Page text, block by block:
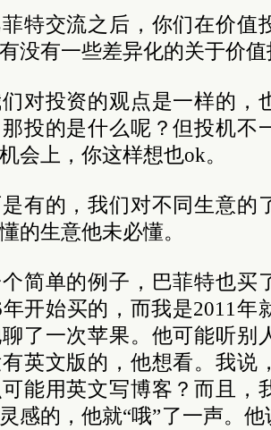
特交流之后，你们在价值
没有一些差异化的关于价
对投资的观点是一样的，
投的是什么呢？但投机不
会上，你这样想也ok。
有的，我们对不同生意的
的生意他未必懂。
简单的例子，巴菲特也买
开始买的，而我是2011年
了一次苹果。他可能听别
英文版的，他想看。我说
能用英文写博客？而且，
感的，他就“哦”了一声。